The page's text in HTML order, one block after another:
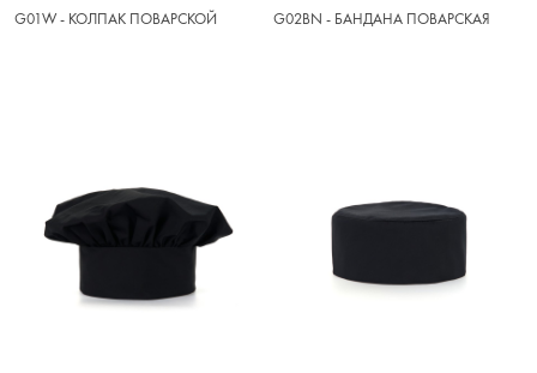
G01W - КОЛПАК ПОВАРСКОЙ
G02BN - БАНДАНА ПОВАРСКАЯ